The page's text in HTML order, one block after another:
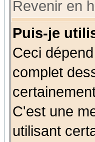
Revenir en
Puis-je
Ceci
complet
C'est une
utilisant